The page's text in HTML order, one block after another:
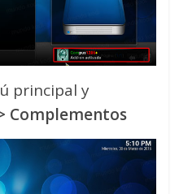
principal y
Complementos